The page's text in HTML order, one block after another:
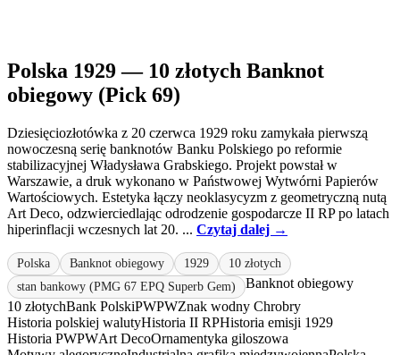
Polska 1929 — 10 złotych Banknot
obiegowy (Pick 69)
Dziesięciozłotówka z 20 czerwca 1929 roku zamykała pierwszą
nowoczesną serię banknotów Banku Polskiego po reformie
stabilizacyjnej Władysława Grabskiego. Projekt powstał w
Warszawie, a druk wykonano w Państwowej Wytwórni Papierów
Wartościowych. Estetyka łączy neoklasycyzm z geometryczną nutą
Art Deco, odzwierciedlając odrodzenie gospodarcze II RP po latach
hiperinflacji wczesnych lat 20. ... Czytaj dalej →
Polska Banknot obiegowy 1929
10 złotych
stan bankowy (PMG 67 EPQ Superb Gem)
Banknot obiegowy
10 złotychBank PolskiPWPWZnak wodny Chrobry
Historia polskiej walutyHistoria II RPHistoria emisji 1929
Historia PWPWArt DecoOrnamentyka giloszowa